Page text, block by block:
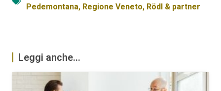
Pedemontana, Regione Veneto, Rödl & partner
Leggi anche...